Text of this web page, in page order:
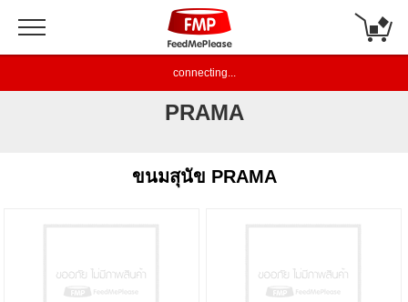
connecting...
PRAMA
ขนมสุนัข PRAMA